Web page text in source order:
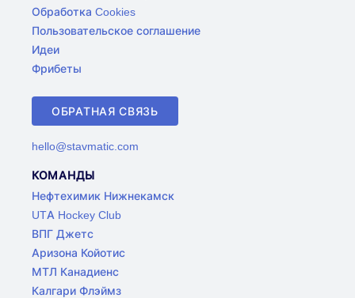
Обработка Cookies
Пользовательское соглашение
Идеи
Фрибеты
ОБРАТНАЯ СВЯЗЬ
hello@stavmatic.com
КОМАНДЫ
Нефтехимик Нижнекамск
UTA Hockey Club
ВПГ Джетс
Аризона Койотис
МТЛ Канадиенс
Калгари Флэймз